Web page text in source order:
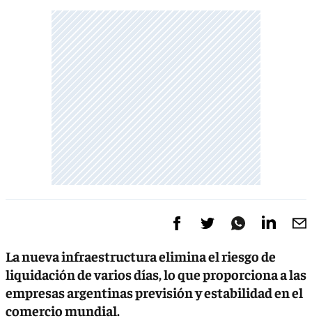
La nueva infraestructura elimina el riesgo de
liquidación de varios días, lo que proporciona a las
empresas argentinas previsión y estabilidad en el
comercio mundial.